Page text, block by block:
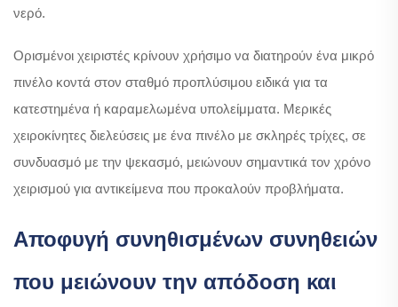
νερό.
Ορισμένοι χειριστές κρίνουν χρήσιμο να διατηρούν ένα μικρό
πινέλο κοντά στον σταθμό προπλύσιμου ειδικά για τα
κατεστημένα ή καραμελωμένα υπολείμματα. Μερικές
χειροκίνητες διελεύσεις με ένα πινέλο με σκληρές τρίχες, σε
συνδυασμό με την ψεκασμό, μειώνουν σημαντικά τον χρόνο
χειρισμού για αντικείμενα που προκαλούν προβλήματα.
Αποφυγή συνηθισμένων συνηθειών
που μειώνουν την απόδοση και